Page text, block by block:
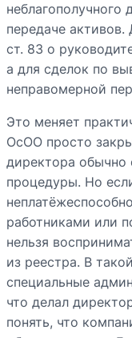
передаче
ст. 83 о
а для сделок по
неправомерной
Это меняет
ОсОО просто
директора обычно
процедуры. Но
работниками или
нельзя
из реестра. В
специальные
что делал
понять, что